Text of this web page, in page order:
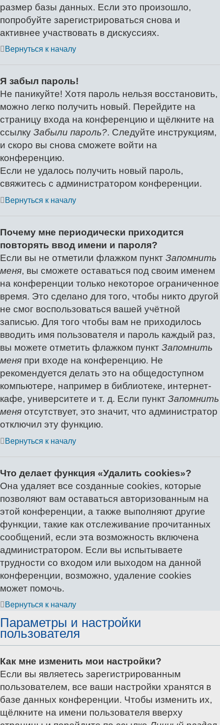
размер базы данных. Если это произошло,
попробуйте зарегистрироваться снова и
активнее участвовать в дискуссиях.
Вернуться к началу
Я забыл пароль!
Не паникуйте! Хотя пароль нельзя восстановить,
можно легко получить новый. Перейдите на
страницу входа на конференцию и щёлкните на
ссылку Забыли пароль?. Следуйте инструкциям,
и скоро вы снова сможете войти на
конференцию.
Если не удалось получить новый пароль,
свяжитесь с администратором конференции.
Вернуться к началу
Почему мне периодически приходится
повторять ввод имени и пароля?
Если вы не отметили флажком пункт Запомнить
меня, вы сможете оставаться под своим именем
на конференции только некоторое ограниченное
время. Это сделано для того, чтобы никто другой
не смог воспользоваться вашей учётной
записью. Для того чтобы вам не приходилось
вводить имя пользователя и пароль каждый раз,
вы можете отметить флажком пункт Запомнить
меня при входе на конференцию. Не
рекомендуется делать это на общедоступном
компьютере, например в библиотеке, интернет-
кафе, университете и т. д. Если пункт Запомнить
меня отсутствует, это значит, что администратор
отключил эту функцию.
Вернуться к началу
Что делает функция «Удалить cookies»?
Она удаляет все созданные cookies, которые
позволяют вам оставаться авторизованным на
этой конференции, а также выполняют другие
функции, такие как отслеживание прочитанных
сообщений, если эта возможность включена
администратором. Если вы испытываете
трудности со входом или выходом на данной
конференции, возможно, удаление cookies
может помочь.
Вернуться к началу
Параметры и настройки
пользователя
Как мне изменить мои настройки?
Если вы являетесь зарегистрированным
пользователем, все ваши настройки хранятся в
базе данных конференции. Чтобы изменить их,
щёлкните на имени пользователя вверху